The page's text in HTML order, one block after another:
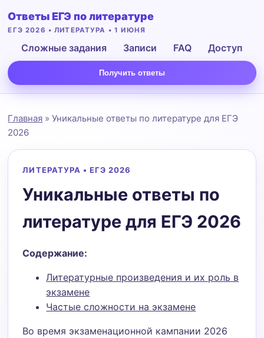
Ответы ЕГЭ по литературе
ЕГЭ 2026 • ЛИТЕРАТУРА • 1 ИЮНЯ
Сложные задания Записи FAQ Доступ
Получить ответы
Подать заявку
Главная » Уникальные ответы по литературе для ЕГЭ
2026
ЛИТЕРАТУРА • ЕГЭ 2026
Уникальные ответы по
литературе для ЕГЭ 2026
Содержание:
Литературные произведения и их роль в
экзамене
Частые сложности на экзамене
Во время экзаменационной кампании 2026